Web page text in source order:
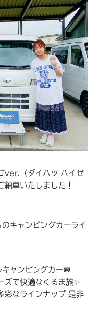
ver.（ダイハツ ハイゼ
納車いたしました！
キャンピングカーライ
ャンピングカー🚐
で快適なくるま旅✨
彩なラインナップ 是非